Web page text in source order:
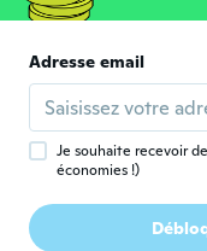
Maree
It’s not
R Robin
Do not
bottom
Adresse email
Je souhaite recevoir
économies !)